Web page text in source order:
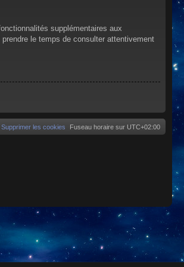
supplémentaires aux
le temps de consulter attentivement
Fuseau horaire sur UTC+02:00
Supprimer les cookies